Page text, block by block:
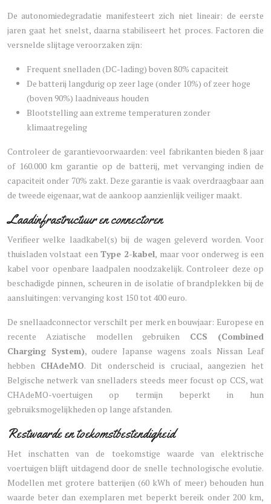
De autonomiedegradatie manifesteert zich niet lineair: de eerste
jaren gaat het snelst, daarna stabiliseert het proces. Factoren die
versnelde slijtage veroorzaken zijn:
Frequent snelladen (DC-lading) boven 80% capaciteit
De batterij langdurig op zeer lage (onder 10%) of zeer hoge
(boven 90%) laadniveaus houden
Blootstelling aan extreme temperaturen zonder
klimaatregeling
Controleer de garantievoorwaarden: veel fabrikanten bieden 8 jaar
of 160.000 km garantie op de batterij, met vervanging indien de
capaciteit onder 70% zakt. Deze garantie is vaak overdraagbaar aan
de tweede eigenaar, wat de aankoop aanzienlijk veiliger maakt.
Laadinfrastructuur en connectoren
Verifieer welke laadkabel(s) bij de wagen geleverd worden. Voor
thuisladen volstaat een Type 2-kabel, maar voor onderweg is een
kabel voor openbare laadpalen noodzakelijk. Controleer deze op
beschadigde pinnen, scheuren in de isolatie of brandplekken bij de
aansluitingen: vervanging kost 150 tot 400 euro.
De snellaadconnector verschilt per merk en bouwjaar: Europese en
recente Aziatische modellen gebruiken CCS (Combined
Charging System), oudere Japanse wagens zoals Nissan Leaf
hebben CHAdeMO. Dit onderscheid is cruciaal, aangezien het
Belgische netwerk van snelladers steeds meer focust op CCS, wat
CHAdeMO-voertuigen op termijn beperkt in hun
gebruiksmogelijkheden op lange afstanden.
Restwaarde en toekomstbestendigheid
Het inschatten van de toekomstige waarde van elektrische
voertuigen blijft uitdagend door de snelle technologische evolutie.
Modellen met grotere batterijen (60 kWh of meer) behouden hun
waarde beter dan exemplaren met beperkt bereik onder 200 km,